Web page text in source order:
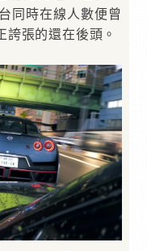
同時在線人數便曾
張的還在後頭。